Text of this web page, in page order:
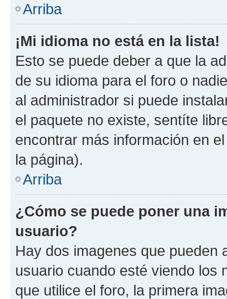
Arriba
¡Mi idioma no está en la lista!
Esto se puede deber a que la
de su idioma para el foro o
al administrador si puede
el paquete no existe, sentíte
encontrar más información en
la página).
Arriba
¿Cómo se puede poner una
usuario?
Hay dos imagenes que pueden
usuario cuando esté viendo los
que utilice el foro, la primera